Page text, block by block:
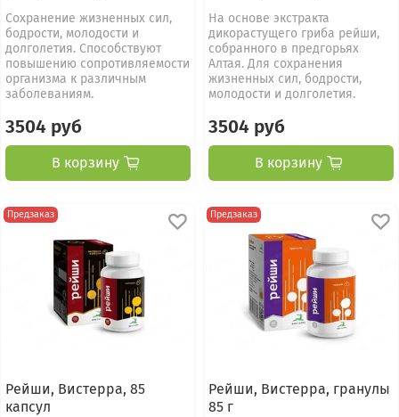
Сохранение жизненных сил,
бодрости, молодости и
долголетия. Способствуют
повышению сопротивляемости
организма к различным
заболеваниям.
3504 руб
В корзину
На основе экстракта
дикорастущего гриба рейши,
собранного в предгорьях
Алтая. Для cохранения
жизненных сил, бодрости,
молодости и долголетия.
3504 руб
В корзину
Предзаказ
Рейши, Вистерра, 85
капсул
Предзаказ
Рейши, Вистерра, гранулы
85 г